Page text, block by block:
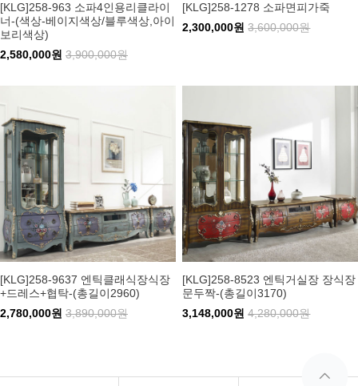
[KLG]258-963 소파4인용리클라이
너-(색상-베이지색상/블루색상,아이
보리색상)
2,580,000원 3,900,000원
[KLG]258-1278 소파면피가죽
2,300,000원 3,600,000원
[KLG]258-9637 엔틱클래식장식장
+드레스+협탁-(총길이2960)
2,780,000원 3,890,000원
[KLG]258-8523 엔틱거실장 장식장
문두짝-(총길이3170)
3,148,000원 4,280,000원